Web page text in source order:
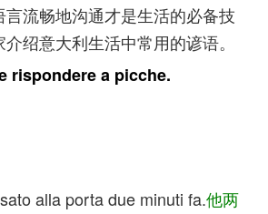
流畅地沟通才是生活的必备技
绍意大利生活中常用的谚语。
rispondere a picche.
alla porta due minuti fa.他两